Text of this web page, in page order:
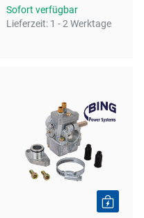
Sofort verfügbar
Lieferzeit: 1 - 2 Werktage